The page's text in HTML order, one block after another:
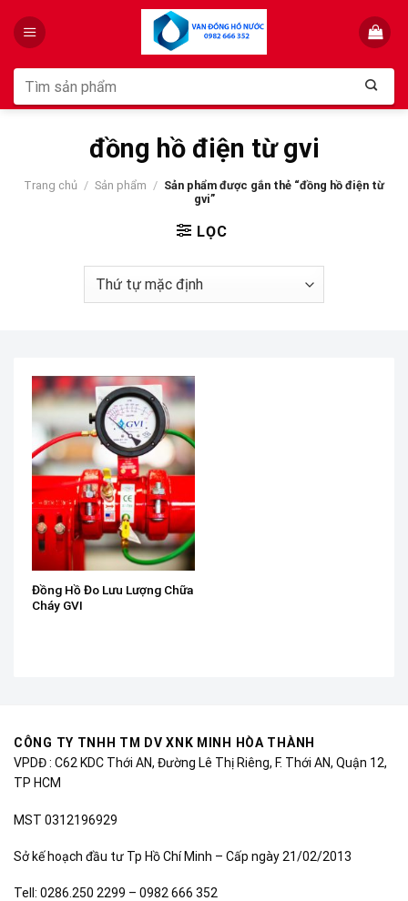
Tìm
kiếm:
đồng hồ điện từ gvi
Trang chủ / Sản phẩm / Sản phẩm được gắn thẻ “đồng hồ điện từ
gvi”
LỌC
Đồng Hồ Đo Lưu Lượng Chữa
Cháy GVI
CÔNG TY TNHH TM DV XNK MINH HÒA THÀNH
VPDĐ : C62 KDC Thới AN, Đường Lê Thị Riêng, F. Thới AN, Quận 12,
TP HCM
MST 0312196929
Sở kế hoạch đầu tư Tp Hồ Chí Minh – Cấp ngày 21/02/2013
Tell: 0286.250 2299 – 0982 666 352